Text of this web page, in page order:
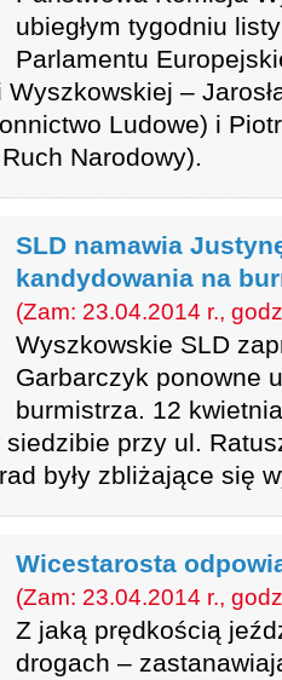
ubiegłym tygodniu
Parlamentu
–
Ludowe) i
Narodowy).
SLD namawia
kandydowania na
(Zam: 23.04.2014 r.,
Wyszkowskie SLD
Garbarczyk ponowne
burmistrza. 12
przy ul.
były zbliżające się
Wicestarosta
(Zam: 23.04.2014 r.,
Z jaką prędkością
drogach –